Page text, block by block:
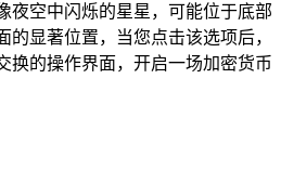
夜空中闪烁的星星，可能位于底部
的显著位置，当您点击该选项后，
换的操作界面，开启一场加密货币